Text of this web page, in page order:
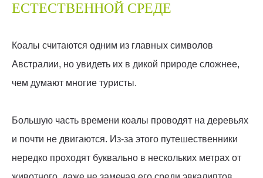
ЕСТЕСТВЕННОЙ СРЕДЕ
Коалы считаются одним из главных символов
Австралии, но увидеть их в дикой природе сложнее,
чем думают многие туристы.
Большую часть времени коалы проводят на деревьях
и почти не двигаются. Из-за этого путешественники
нередко проходят буквально в нескольких метрах от